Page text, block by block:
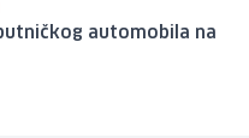
automobila na